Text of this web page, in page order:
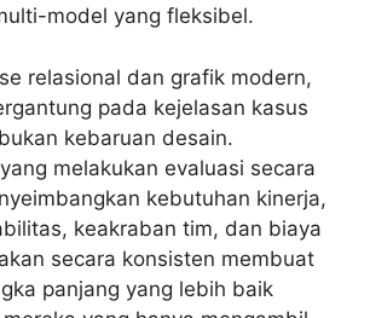
model yang fleksibel.
relasional dan grafik modern,
pada kejelasan kasus
kebaruan desain.
melakukan evaluasi secara
kebutuhan kinerja,
keakraban tim, dan biaya
secara konsisten membuat
panjang yang lebih baik